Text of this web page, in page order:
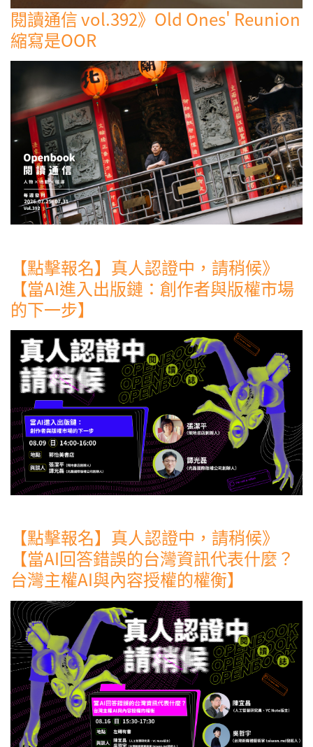
閱讀通信 vol.392》Old Ones' Reunion
縮寫是OOR
【點擊報名】真人認證中，請稍候》
【當AI進入出版鏈：創作者與版權市場
的下一步】
【點擊報名】真人認證中，請稍候》
【當AI回答錯誤的台灣資訊代表什麼？
台灣主權AI與內容授權的權衡】